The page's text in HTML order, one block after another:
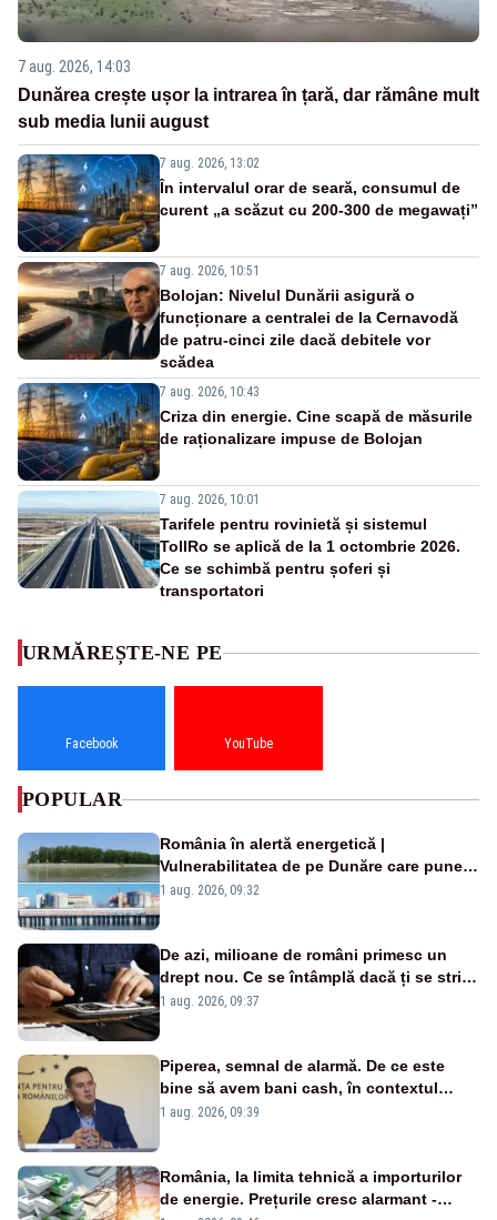
7 aug. 2026, 14:03
Dunărea crește ușor la intrarea în țară, dar rămâne mult
sub media lunii august
7 aug. 2026, 13:02
În intervalul orar de seară, consumul de
curent „a scăzut cu 200-300 de megawați”
7 aug. 2026, 10:51
Bolojan: Nivelul Dunării asigură o
funcționare a centralei de la Cernavodă
de patru-cinci zile dacă debitele vor
scădea
7 aug. 2026, 10:43
Criza din energie. Cine scapă de măsurile
de raționalizare impuse de Bolojan
7 aug. 2026, 10:01
Tarifele pentru rovinietă și sistemul
TollRo se aplică de la 1 octombrie 2026.
Ce se schimbă pentru șoferi și
transportatori
URMĂREȘTE-NE PE
Facebook YouTube
POPULAR
România în alertă energetică |
Vulnerabilitatea de pe Dunăre care pune
în pericol Centrala Cernavodă era
1 aug. 2026, 09:32
De azi, milioane de români primesc un
drept nou. Ce se întâmplă dacă ți se strică
un produs
1 aug. 2026, 09:37
Piperea, semnal de alarmă. De ce este
bine să avem bani cash, în contextul
alertei energetice?
1 aug. 2026, 09:39
România, la limita tehnică a importurilor
de energie. Prețurile cresc alarmant -